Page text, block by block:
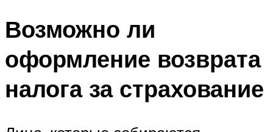
Возможно ли
оформление возврата
налога за страхование